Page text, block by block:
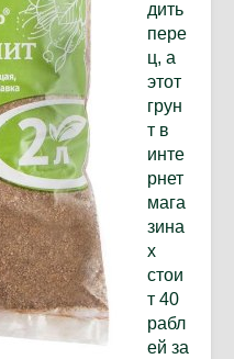
дить
пере
ц, а
этот
грун
т в
инте
рнет
мага
зина
х
стои
т 40
рабл
ей за